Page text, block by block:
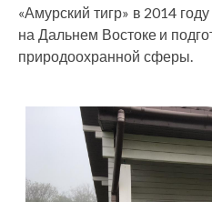
«Амурский тигр» в 2014
на Дальнем Востоке и
природоохранной сферы.